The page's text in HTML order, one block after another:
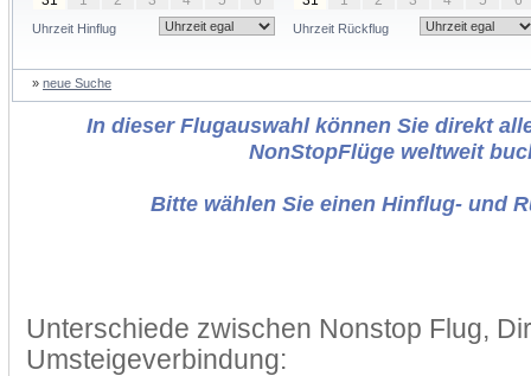
Uhrzeit Hinflug Uhrzeit Rückflug
» neue Suche
In dieser Flugauswahl können Sie direkt
NonStopFlüge weltweit
Bitte wählen Sie einen Hinflug- und
Unterschiede zwischen Nonstop Flug,
Umsteigeverbindung: